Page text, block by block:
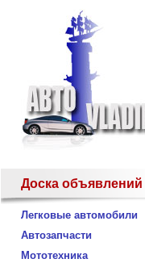
Доска объявлений
Легковые автомобили
Автозапчасти
Мототехника